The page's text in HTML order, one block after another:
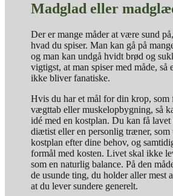
Madglad eller
Der er mange måder at være sund
hvad du spiser. Man kan gå på
og man kan undgå hvidt brød og
vigtigst, at man spiser med måde, så
ikke bliver fanatiske.
Hvis du har et mål for din krop, som
vægttab eller muskelopbygning, så
idé med en kostplan. Du kan få lavet
diætist eller en personlig træner, som
kostplan efter dine behov, og
formål med kosten. Livet skal ikke
som en naturlig balance. På den
de usunde ting, du holder aller mest
at du lever sundere generelt.